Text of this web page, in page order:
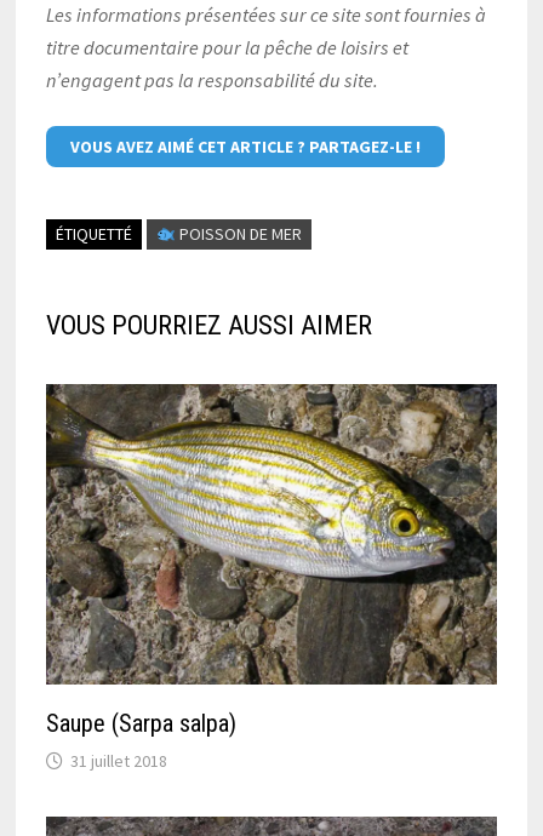
Les informations présentées sur ce site sont fournies à
titre documentaire pour la pêche de loisirs et
n’engagent pas la responsabilité du site.
VOUS AVEZ AIMÉ CET ARTICLE ? PARTAGEZ-LE !
ÉTIQUETTÉ POISSON DE MER
VOUS POURRIEZ AUSSI AIMER
Saupe (Sarpa salpa)
31 juillet 2018